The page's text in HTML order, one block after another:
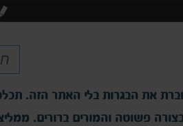
את הבגרות בלי האתר הזה.
פשוטה והמורים ברורים.